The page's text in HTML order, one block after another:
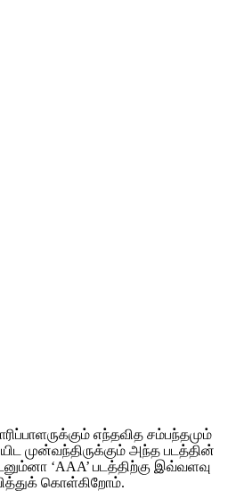
எந்தவித சம்பந்தமும்
முன்வந்திருக்கும் அந்த படத்தின்
‘AAA’ படத்திற்கு இவ்வளவு
கொள்கிறோம்.